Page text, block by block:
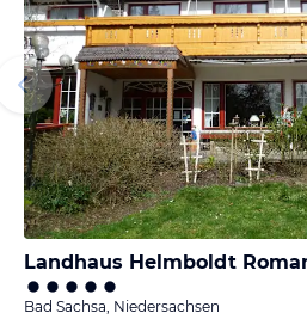
Bad Sachsa, Niedersachsen